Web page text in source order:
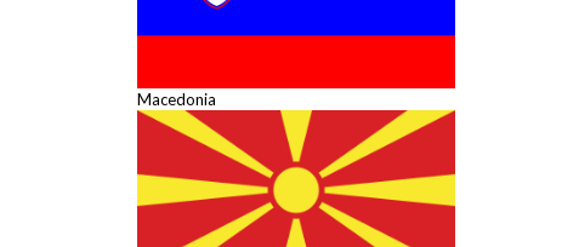
Macedonia